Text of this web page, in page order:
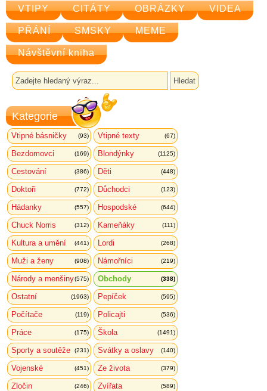
VTIPY CITÁTY OBRÁZKY VIDEA
PŘÁNÍ SMSKY MEME
Návštěvní kniha
Kategorie
Vtipné básničky (93) Vtipné texty (67)
Bezdomovci (169) Blondýnky (1125)
Cestování (386) Děti (448)
Doktoři (772) Důchodci (123)
Hádanky (557) Hospodské (644)
Chuck Norris (312) Kameňáky (111)
Kultura a umění (441) Lordi (268)
Muži a ženy (908) Námořníci (219)
Národy a menšiny(575) Obchody (338)
Ostatní (1963) Pepíček (595)
Počítače (119) Policajti (536)
Práce (175) Škola (1491)
Sporty a soutěže (231) Svátky a oslavy (140)
Vojenské (451) Ze života (379)
Zločin (246) Zvířata (589)